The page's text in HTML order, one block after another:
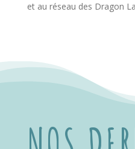
et au réseau des Dragon